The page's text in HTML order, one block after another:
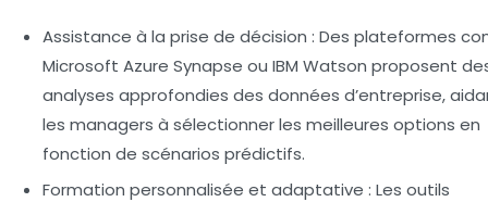
Assistance à la prise de décision : Des plateformes
Microsoft Azure Synapse ou IBM Watson proposent
analyses approfondies des données d’entreprise,
les managers à sélectionner les meilleures options en
fonction de scénarios prédictifs.
Formation personnalisée et adaptative : Les outils